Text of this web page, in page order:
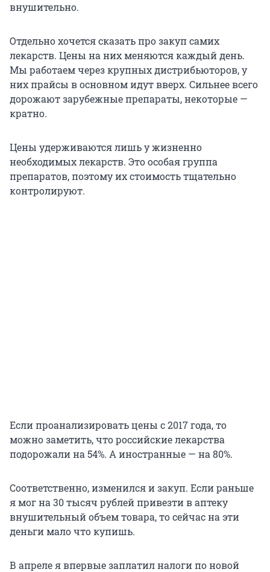
внушительно.
Отдельно хочется сказать про закуп самих
лекарств. Цены на них меняются каждый день.
Мы работаем через крупных дистрибьюторов, у
них прайсы в основном идут вверх. Сильнее всего
дорожают зарубежные препараты, некоторые —
кратно.
Цены удерживаются лишь у жизненно
необходимых лекарств. Это особая группа
препаратов, поэтому их стоимость тщательно
контролируют.
Если проанализировать цены с 2017 года, то
можно заметить, что российские лекарства
подорожали на 54%. А иностранные — на 80%.
Соответственно, изменился и закуп. Если раньше
я мог на 30 тысяч рублей привезти в аптеку
внушительный объем товара, то сейчас на эти
деньги мало что купишь.
В апреле я впервые заплатил налоги по новой